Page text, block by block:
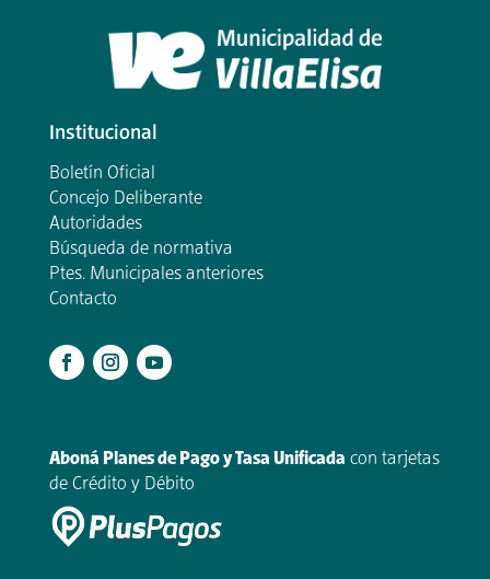
Institucional
Boletín Oficial
Concejo Deliberante
Autoridades
Búsqueda de normativa
Ptes. Municipales anteriores
Contacto
Aboná Planes de Pago y Tasa Unificada con tarjetas
de Crédito y Débito